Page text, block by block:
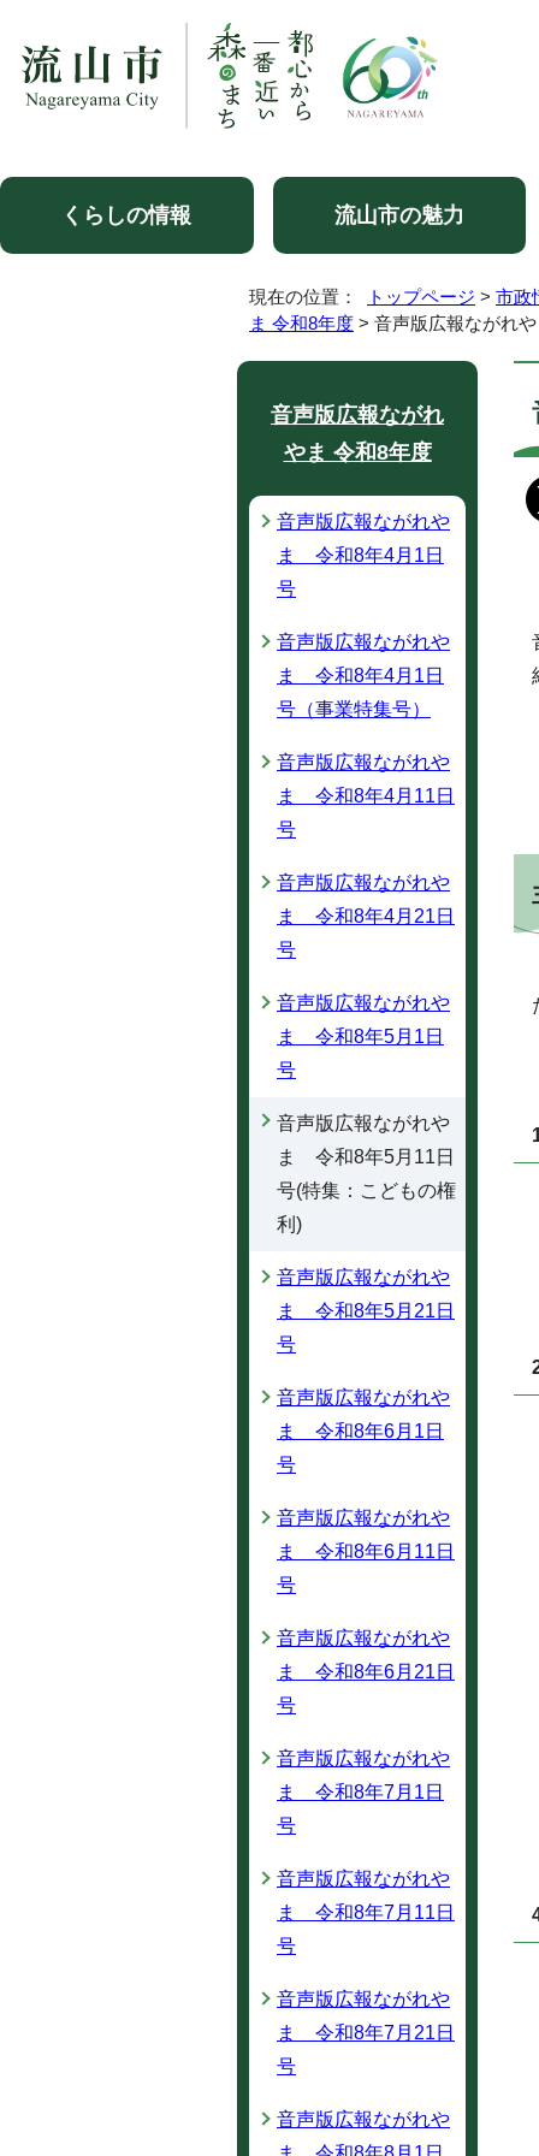
くらしの情報 流山市の魅力
現在の位置： トップページ > 市政
ま 令和8年度 > 音声版広報ながれ
音声版広報ながれ
やま 令和8年度
音声版広報ながれや
ま 令和8年4月1日
号
音声版広報ながれや
ま 令和8年4月1日
号（事業特集号）
音声版広報ながれや
ま 令和8年4月11日
号
音声版広報ながれや
ま 令和8年4月21日
号
音声版広報ながれや
ま 令和8年5月1日
号
音声版広報ながれや
ま 令和8年5月11日
号(特集：こどもの権
利)
音声版広報ながれや
ま 令和8年5月21日
号
音声版広報ながれや
ま 令和8年6月1日
号
音声版広報ながれや
ま 令和8年6月11日
号
音声版広報ながれや
ま 令和8年6月21日
号
音声版広報ながれや
ま 令和8年7月1日
号
音声版広報ながれや
ま 令和8年7月11日
号
音声版広報ながれや
ま 令和8年7月21日
号
音声版広報ながれや